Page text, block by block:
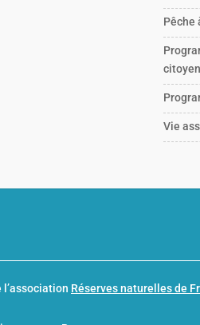
Pêche
Vie
Réserves naturelles de